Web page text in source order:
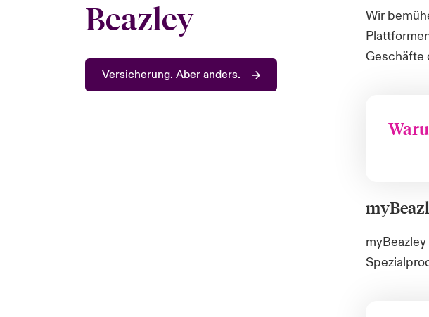
Beazley
Versicherung. Aber anders.
Wir
Geschäfte
myBeazley